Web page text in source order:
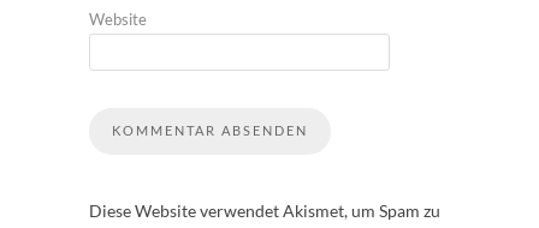
Website
Diese Website verwendet Akismet, um Spam zu